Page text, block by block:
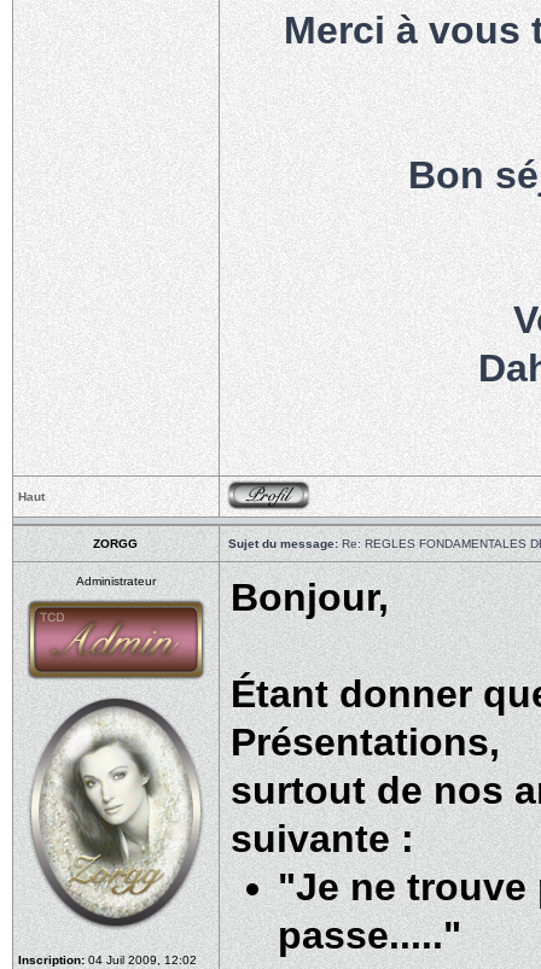
Merci à vous
Bon
Haut
ZORGG Sujet du message:Re: REGLES FONDAMENTALES
Administrateur
Inscription: 04 Juil 2009, 12:02
Bonjour,
Étant donner
Présentations,
surtout de nos
suivante :
"Je ne trouve
passe....."